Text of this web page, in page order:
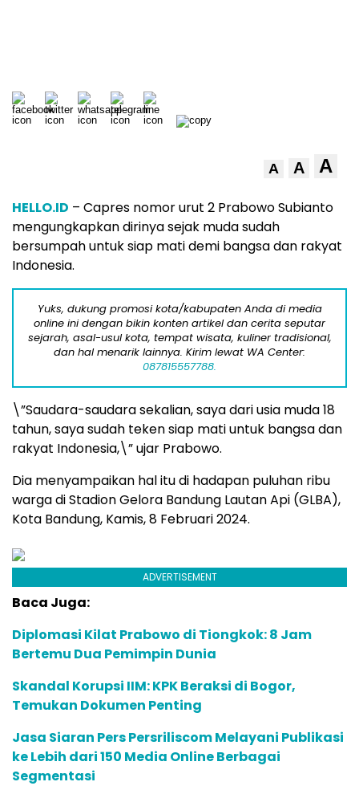
A A A
HELLO.ID – Capres nomor urut 2 Prabowo Subianto
mengungkapkan dirinya sejak muda sudah
bersumpah untuk siap mati demi bangsa dan rakyat
Indonesia.
Yuks, dukung promosi kota/kabupaten Anda di media
online ini dengan bikin konten artikel dan cerita seputar
sejarah, asal-usul kota, tempat wisata, kuliner tradisional,
dan hal menarik lainnya. Kirim lewat WA Center:
087815557788.
\”Saudara-saudara sekalian, saya dari usia muda 18
tahun, saya sudah teken siap mati untuk bangsa dan
rakyat Indonesia,\” ujar Prabowo.
Dia menyampaikan hal itu di hadapan puluhan ribu
warga di Stadion Gelora Bandung Lautan Api (GLBA),
Kota Bandung, Kamis, 8 Februari 2024.
ADVERTISEMENT
Baca Juga:
Diplomasi Kilat Prabowo di Tiongkok: 8 Jam
Bertemu Dua Pemimpin Dunia
Skandal Korupsi IIM: KPK Beraksi di Bogor,
Temukan Dokumen Penting
Jasa Siaran Pers Persriliscom Melayani Publikasi
ke Lebih dari 150 Media Online Berbagai
Segmentasi